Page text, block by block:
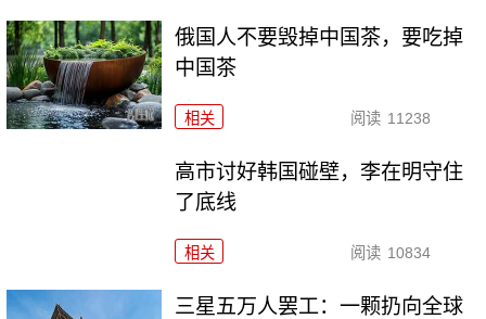
俄国人不要毁掉中国茶，要吃掉
中国茶
相关 阅读 11238
高市讨好韩国碰壁，李在明守住
了底线
相关 阅读 10834
三星五万人罢工：一颗扔向全球